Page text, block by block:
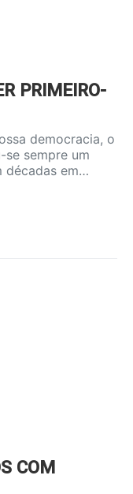
PRIMEIRO-
democracia, o
sempre um
décadas em…
COM